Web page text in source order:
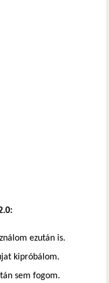
ezután is.
kipróbálom.
sem fogom.